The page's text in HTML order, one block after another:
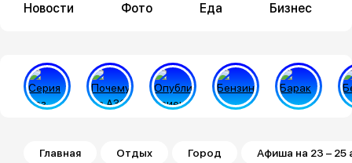
Новости Фото Еда Бизнес
Строка навигации
Главная Отдых Город Афиша на 23 – 25